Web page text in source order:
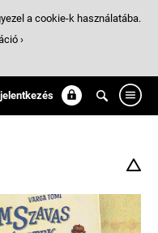
a cookie-k használatába.
›